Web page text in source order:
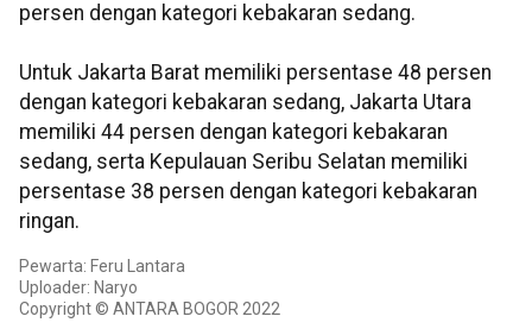
persen dengan kategori kebakaran sedang.
Untuk Jakarta Barat memiliki persentase 48 persen
dengan kategori kebakaran sedang, Jakarta Utara
memiliki 44 persen dengan kategori kebakaran
sedang, serta Kepulauan Seribu Selatan memiliki
persentase 38 persen dengan kategori kebakaran
ringan.
Pewarta: Feru Lantara
Uploader: Naryo
Copyright © ANTARA BOGOR 2022